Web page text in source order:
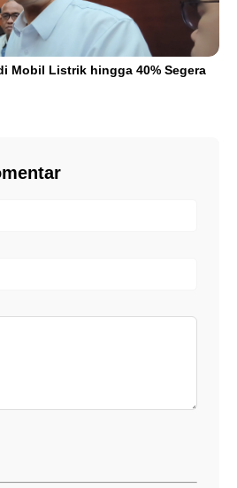
Mobil Listrik hingga 40% Segera